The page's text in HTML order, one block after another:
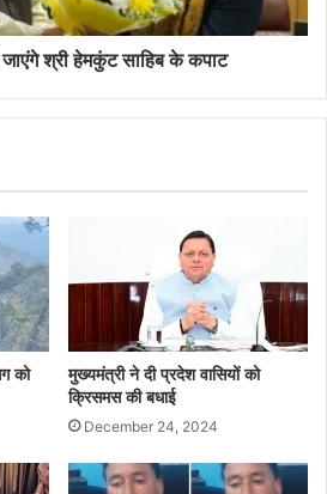
श्री हेमकुंट साहिब के कपाट
को
मुख्यमंत्री ने दी प्रदेश वासियों को
क्रिसमस की बधाई
December 24, 2024